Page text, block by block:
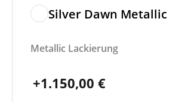
Silver Dawn Metallic
Metallic Lackierung
+1.150,00 €